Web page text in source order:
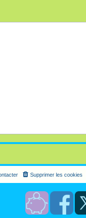
Supprimer les cookies
o
u
F
c